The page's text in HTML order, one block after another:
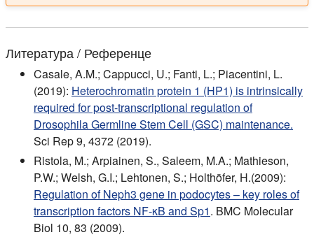
Литература / Референце
Casale, A.M.; Cappucci, U.; Fanti, L.; Piacentini, L.
(2019): Heterochromatin protein 1 (HP1) is intrinsically
required for post-transcriptional regulation of
Drosophila Germline Stem Cell (GSC) maintenance.
Sci Rep 9, 4372 (2019).
Ristola, M.; Arpiainen, S., Saleem, M.A.; Mathieson,
P.W.; Welsh, G.I.; Lehtonen, S.; Holthöfer, H.(2009):
Regulation of Neph3 gene in podocytes – key roles of
transcription factors NF-κB and Sp1. BMC Molecular
Biol 10, 83 (2009).